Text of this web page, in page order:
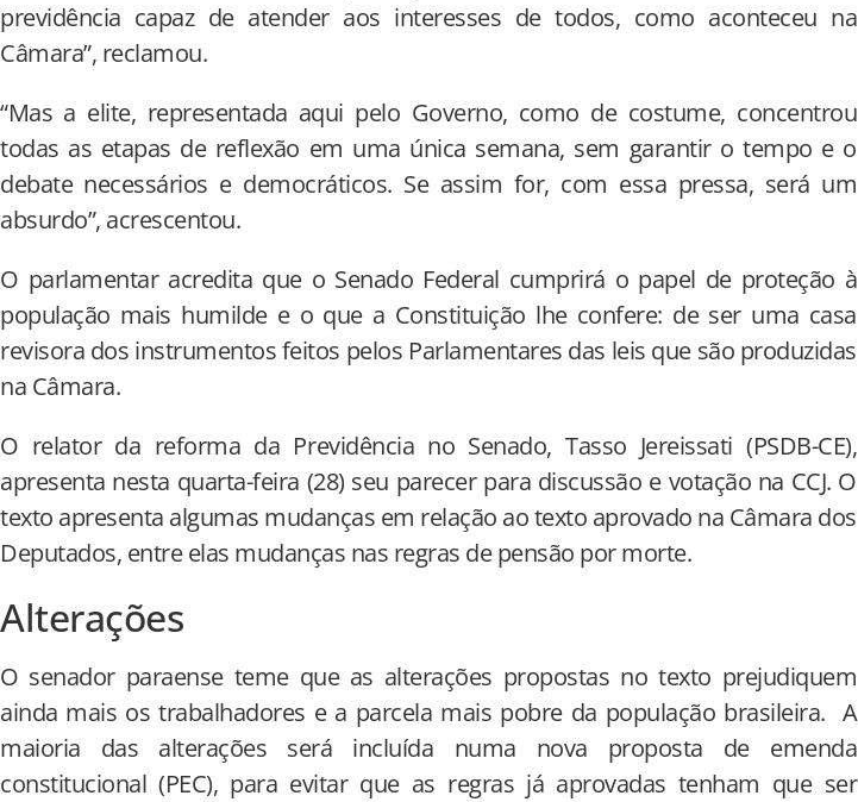
previdência capaz de atender aos interesses de todos, como aconteceu na
Câmara”, reclamou.
“Mas a elite, representada aqui pelo Governo, como de costume, concentrou
todas as etapas de reflexão em uma única semana, sem garantir o tempo e o
debate necessários e democráticos. Se assim for, com essa pressa, será um
absurdo”, acrescentou.
O parlamentar acredita que o Senado Federal cumprirá o papel de proteção à
população mais humilde e o que a Constituição lhe confere: de ser uma casa
revisora dos instrumentos feitos pelos Parlamentares das leis que são produzidas
na Câmara.
O relator da reforma da Previdência no Senado, Tasso Jereissati (PSDB-CE),
apresenta nesta quarta-feira (28) seu parecer para discussão e votação na CCJ. O
texto apresenta algumas mudanças em relação ao texto aprovado na Câmara dos
Deputados, entre elas mudanças nas regras de pensão por morte.
Alterações
O senador paraense teme que as alterações propostas no texto prejudiquem
ainda mais os trabalhadores e a parcela mais pobre da população brasileira. A
maioria das alterações será incluída numa nova proposta de emenda
constitucional (PEC), para evitar que as regras já aprovadas tenham que ser